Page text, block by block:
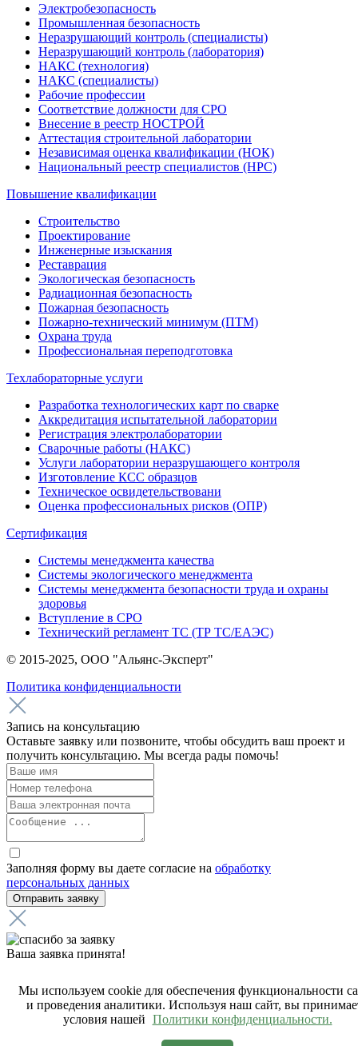
Электробезопасность
Промышленная безопасность
Неразрушающий контроль (специалисты)
Неразрушающий контроль (лаборатория)
НАКС (технология)
НАКС (специалисты)
Рабочие профессии
Соответствие должности для СРО
Внесение в реестр НОСТРОЙ
Аттестация строительной лаборатории
Независимая оценка квалификации (НОК)
Национальный реестр специалистов (НРС)
Повышение квалификации
Строительство
Проектирование
Инженерные изыскания
Реставрация
Экологическая безопасность
Радиационная безопасность
Пожарная безопасность
Пожарно-технический минимум (ПТМ)
Охрана труда
Профессиональная переподготовка
Техлабораторные услуги
Разработка технологических карт по сварке
Аккредитация испытательной лаборатории
Регистрация электролаборатории
Сварочные работы (НАКС)
Услуги лаборатории неразрушающего контроля
Изготовление КСС образцов
Техническое освидетельствовани
Оценка профессиональных рисков (ОПР)
Сертификация
Системы менеджмента качества
Системы экологического менеджмента
Системы менеджмента безопасности труда и охраны
здоровья
Вступление в СРО
Технический регламент ТС (ТР ТС/ЕАЭС)
© 2015-2025, ООО "Альянс-Эксперт"
Политика конфиденциальности
Запись на консультацию
Оставьте заявку или позвоните, чтобы обсудить ваш проект и
получить консультацию. Мы всегда рады помочь!
Заполняя форму вы даете согласие на обработку
персональных данных
Ваша заявка принята!
Мы используем cookie для обеспечения функциональности
и проведения аналитики. Используя наш сайт, вы
условия нашей Политики конфиденциальности.